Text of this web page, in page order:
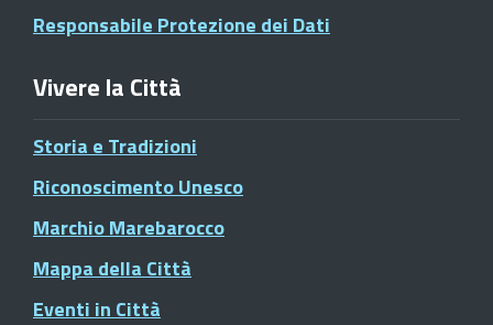
Responsabile Protezione dei Dati
Vivere la Città
Storia e Tradizioni
Riconoscimento Unesco
Marchio Marebarocco
Mappa della Città
Eventi in Città